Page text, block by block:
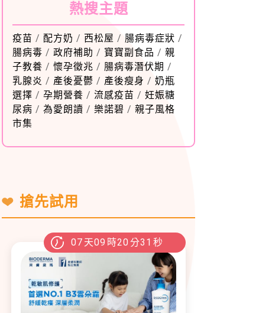
熱搜主題
疫苗 / 配方奶 / 西松屋 / 腸病毒症狀 /
腸病毒 / 政府補助 / 寶寶副食品 / 親
子教養 / 懷孕徵兆 / 腸病毒潛伏期 /
乳腺炎 / 產後憂鬱 / 產後瘦身 / 奶瓶
選擇 / 孕期營養 / 流感疫苗 / 妊娠糖
尿病 / 為愛朗讀 / 樂諾碧 / 親子風格
市集
搶先試用
07 天09 時20 分30 秒